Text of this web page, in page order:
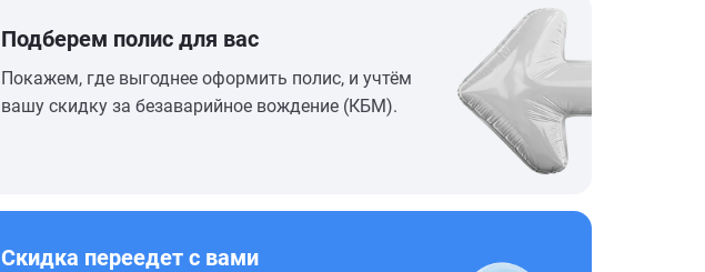
Подберем полис для вас
Покажем, где выгоднее оформить полис, и учтём
вашу скидку за безаварийное вождение (КБМ).
Скидка переедет с вами